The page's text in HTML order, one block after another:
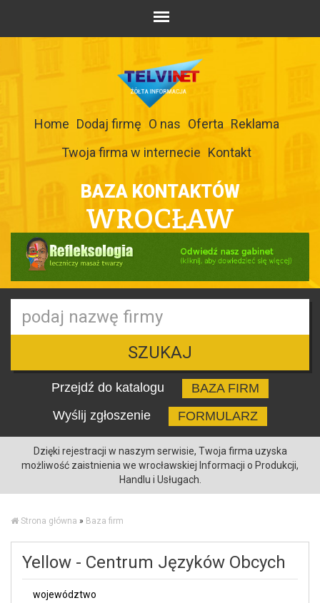
Home Dodaj firmę O nas Oferta Reklama
Twoja firma w internecie Kontakt
BAZA KONTAKTÓW
WROCŁAW
SZUKAJ
Przejdź do katalogu
BAZA FIRM
Wyślij zgłoszenie
FORMULARZ
Dzięki rejestracji w naszym serwisie, Twoja firma uzyska
możliwość zaistnienia we wrocławskiej Informacji o Produkcji,
Handlu i Usługach.
Strona główna » Baza firm
Yellow - Centrum Języków Obcych
województwo